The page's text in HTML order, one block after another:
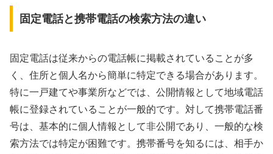
固定電話と携帯電話の検索方法の違い
固定電話は従来からの電話帳に掲載されていることが多
く、住所と個人名から簡単に特定できる場合があります。
特に一戸建てや事業所などでは、公開情報として地域電話
帳に登録されていることが一般的です。対して携帯電話番
号は、基本的に個人情報として非公開であり、一般的な検
索方法では特定が困難です。携帯番号を知るには、相手か